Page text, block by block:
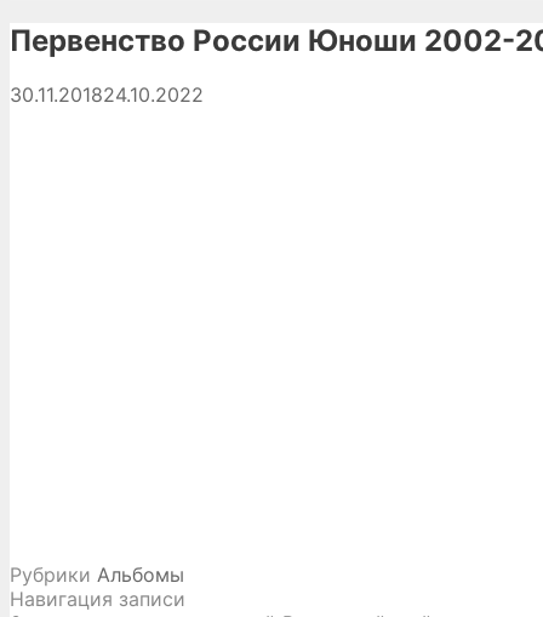
Первенство России Юноши 2002-
30.11.201824.10.2022
Рубрики Альбомы
Навигация записи